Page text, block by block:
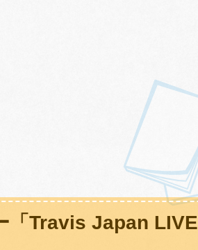
「Travis Japan LIVE